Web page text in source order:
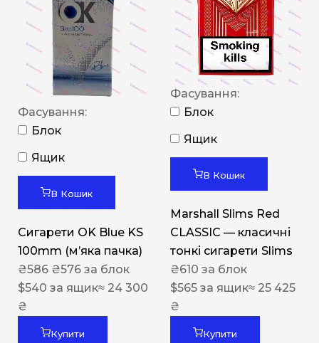
Фасування:
Блок
Ящик
В Кошик
Сигарети OK Blue KS
100mm (м’яка пачка)
₴586 ₴576 за блок
$540 за ящик≈ 24 300
₴
Купити
Фасування:
Блок
Ящик
В Кошик
Marshall Slims Red
CLASSIC — класичні
тонкі сигарети Slims
₴610 за блок
$565 за ящик≈ 25 425
₴
Купити